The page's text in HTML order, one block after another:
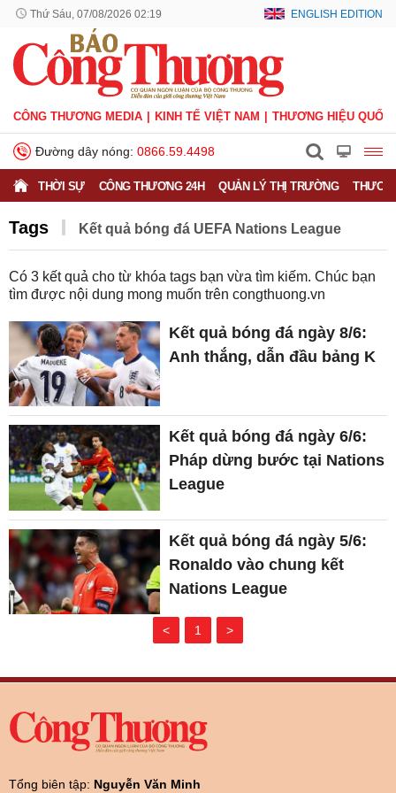
Thứ Sáu, 07/08/2026 02:19 ENGLISH EDITION
CÔNG THƯƠNG MEDIA KINH TẾ VIỆT NAM THƯƠNG HIỆU QUỐC
Đường dây nóng: 0866.59.4498
THỜI SỰ CÔNG THƯƠNG 24H QUẢN LÝ THỊ TRƯỜNG
Tags Kết quả bóng đá UEFA Nations League
Có 3 kết quả cho từ khóa tags bạn vừa tìm kiếm. Chúc bạn
tìm được nội dung mong muốn trên congthuong.vn
Kết quả bóng đá ngày 8/6:
Anh thắng, dẫn đầu bảng K
Kết quả bóng đá ngày 6/6:
Pháp dừng bước tại Nations
League
Kết quả bóng đá ngày 5/6:
Ronaldo vào chung kết
Nations League
< 1 >
Tổng biên tập: Nguyễn Văn Minh